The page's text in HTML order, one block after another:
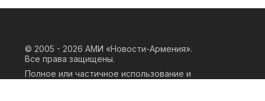
© 2005 - 2026 АМИ «Новости-Армения».
Все права защищены.
Полное или частичное использование и